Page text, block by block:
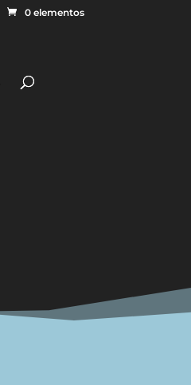
0 elementos